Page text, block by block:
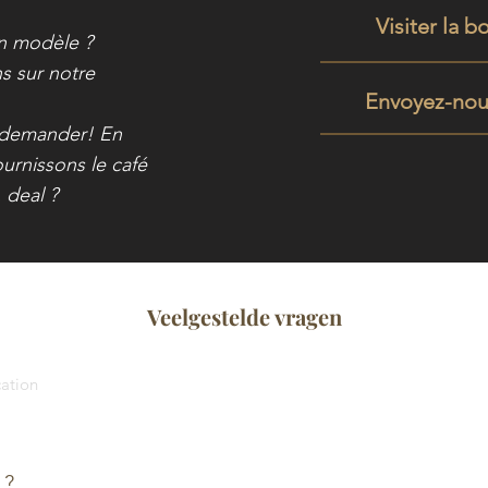
modèle ?
sur notre
En
le café
deal ?
Visiter la
Envoyez-
Veelgestelde vragen